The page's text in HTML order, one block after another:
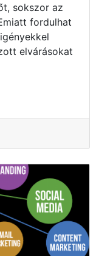
sokszor az
fordulhat
elvárásokat